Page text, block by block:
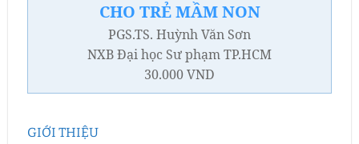
CHO TRẺ MẦM NON
PGS.TS. Huỳnh Văn Sơn
NXB Đại học Sư phạm TP.HCM
30.000 VND
GIỚI THIỆU